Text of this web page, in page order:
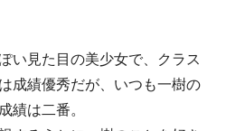
い見た目の美少女で、クラス
成績優秀だが、いつも一樹の
績は二番。